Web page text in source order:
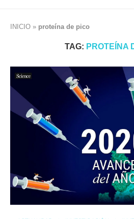
INICIO » proteína de pico
TAG: PROTEÍNA